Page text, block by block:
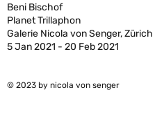
Beni Bischof
Planet Trillaphon
Galerie Nicola von Senger, Zürich
5 Jan 2021 - 20 Feb 2021
© 2023 by nicola von senger